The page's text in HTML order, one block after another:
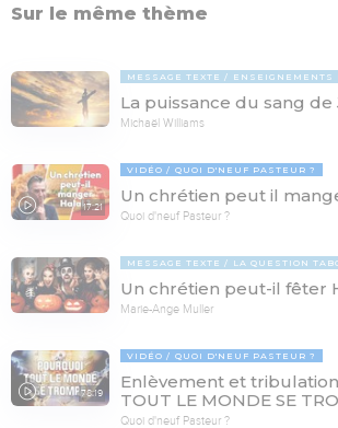
Sur le même thème
MESSAGE TEXTE ENSEIGNEMENTS
La puissance du sang de
Michaël Williams
17:21
VIDÉO QUOI D'NEUF PASTEUR ?
Un chrétien peut il
Quoi d'neuf Pasteur ?
MESSAGE TEXTE LA QUESTION
Un chrétien peut-il fêter
Marie-Ange Muller
78:19
VIDÉO QUOI D'NEUF PASTEUR ?
Enlèvement et
TOUT LE MONDE SE
Quoi d'neuf Pasteur ?